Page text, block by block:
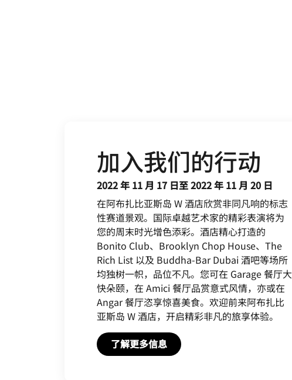
加入我们的行动
2022 年 11 月 17 日至 2022 年 11 月 20 日
在阿布扎比亚斯岛 W 酒店欣赏非同凡响的标志
性赛道景观。国际卓越艺术家的精彩表演将为
您的周末时光增色添彩。酒店精心打造的
Bonito Club、Brooklyn Chop House、The
Rich List 以及 Buddha-Bar Dubai 酒吧等场所
均独树一帜，品位不凡。您可在 Garage 餐厅大
快朵颐，在 Amici 餐厅品赏意式风情，亦或在
Angar 餐厅恣享惊喜美食。欢迎前来阿布扎比
亚斯岛 W 酒店，开启精彩非凡的旅享体验。
了解更多信息Open in New Tab